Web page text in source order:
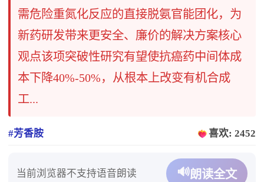
需危险重氮化反应的直接脱氨官能团化，为
新药研发带来更安全、廉价的解决方案核心
观点该项突破性研究有望使抗癌药中间体成
本下降40%-50%，从根本上改变有机合成
工...
#芳香胺 喜欢: 2452
当前浏览器不支持语音朗读 🔊朗读全文